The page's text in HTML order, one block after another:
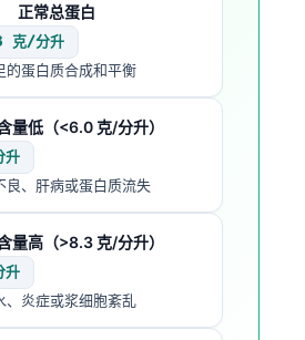
正常总蛋白
/分升
的蛋白质合成和平衡
量低（<6.0 克/分升）
良、肝病或蛋白质流失
量高（>8.3 克/分升）
、炎症或浆细胞紊乱